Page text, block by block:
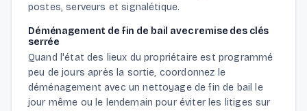
postes, serveurs et signalétique.
Déménagement de fin de bail avec remise des clés
serrée
Quand l'état des lieux du propriétaire est programmé
peu de jours après la sortie, coordonnez le
déménagement avec un nettoyage de fin de bail le
jour même ou le lendemain pour éviter les litiges sur